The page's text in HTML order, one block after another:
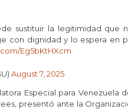
sustituir la legitimidad que
con dignidad y lo espera en
Eg5bKtHXcm
August 7, 2025
Especial para Venezuela
presentó ante la